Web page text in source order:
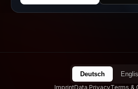
Deutsch
ImprintData PrivacyTerms &